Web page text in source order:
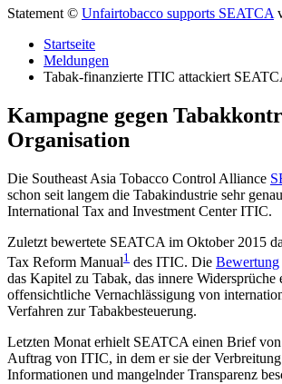
Statement © Unfairtobacco supports SEATCA
Startseite
Meldungen
Tabak-finanzierte ITIC attackiert
Kampagne gegen
Organisation
Die Southeast Asia Tobacco Control Alliance
schon seit langem die Tabakindustrie sehr
International Tax and Investment Center ITIC.
Zuletzt bewertete SEATCA im Oktober 2015
Tax Reform Manual1 des ITIC. Die Bewertung
das Kapitel zu Tabak, das innere Widersprüche
offensichtliche Vernachlässigung von
Verfahren zur Tabakbesteuerung.
Letzten Monat erhielt SEATCA einen Brief
Auftrag von ITIC, in dem er sie der
Informationen und mangelnder Transparenz